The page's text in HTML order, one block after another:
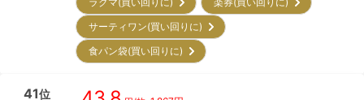
サーティワン(買い回りに)
食パン袋(買い回りに)
41位